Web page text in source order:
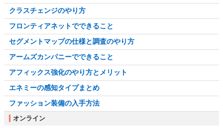
クラスチェンジのやり方
フロンティアネットでできること
セグメントマップの仕様と調査のやり方
アームズカンパニーでできること
アフィックス強化のやり方とメリット
エネミーの感知タイプまとめ
ファッション装備の入手方法
オンライン